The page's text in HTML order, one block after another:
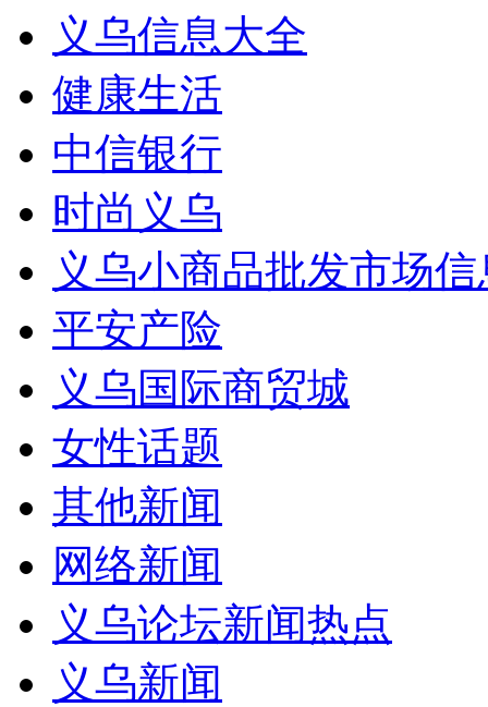
义乌信息大全
健康生活
中信银行
时尚义乌
义乌小商品批发市场
平安产险
义乌国际商贸城
女性话题
其他新闻
网络新闻
义乌论坛新闻热点
义乌新闻